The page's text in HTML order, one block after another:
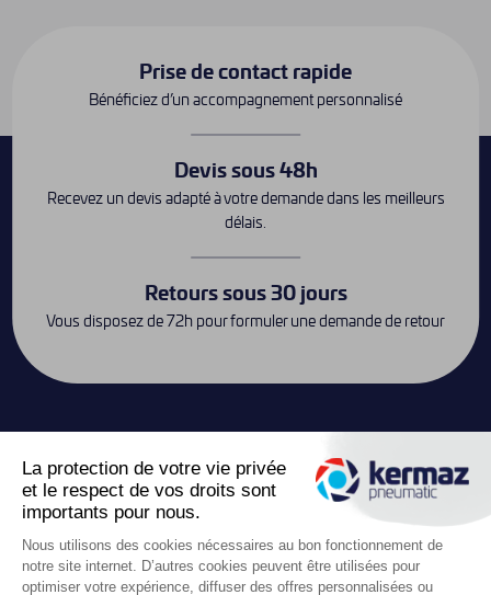
Prise de contact rapide
Bénéficiez d’un accompagnement personnalisé
Devis sous 48h
Recevez un devis adapté à votre demande dans les meilleurs
délais.
Retours sous 30 jours
Vous disposez de 72h pour formuler une demande de retour
Contact keyboard_arrow_down
Liens utiles 